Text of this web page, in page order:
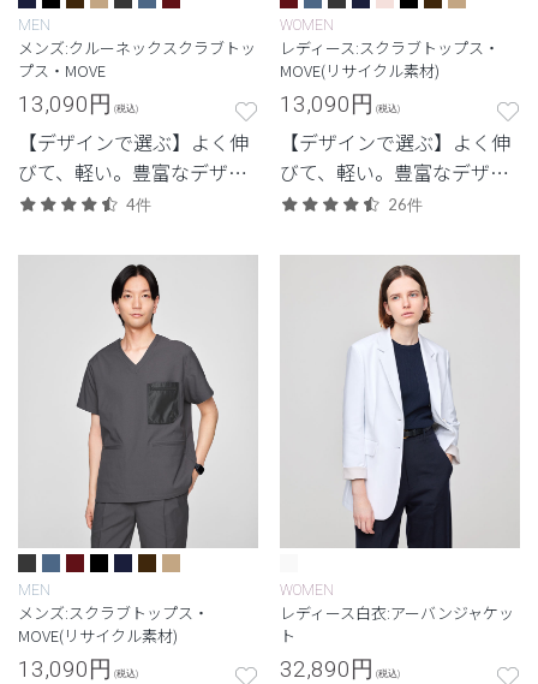
MEN
メンズ:クルーネックスクラブトッ
プス・MOVE
13,090円 (税込)
【デザインで選ぶ】よく伸
びて、軽い。豊富なデザイ
ンから選べる、動きやすさ
デル。
4件
WOMEN
レディース:スクラブトップス・
MOVE(リサイクル素材)
13,090円 (税込)
【デザインで選ぶ】よく伸
びて、軽い。豊富なデザイ
ンから選べる、動きやすさ
デル。
26件
MEN
メンズ:スクラブトップス・
MOVE(リサイクル素材)
13,090円 (税込)
WOMEN
レディース白衣:アーバンジャケッ
ト
32,890円 (税込)